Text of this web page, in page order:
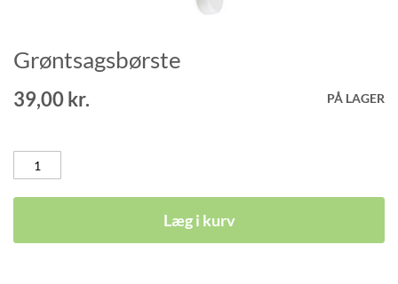
Gå
til
starten
af
Grøntsagsbørste
39,00 kr. PÅ LAGER
Læg i kurv